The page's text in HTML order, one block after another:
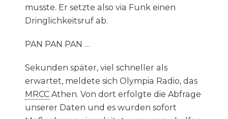
musste. Er setzte also via Funk einen
Dringlichkeitsruf ab.
PAN PAN PAN …
Sekunden später, viel schneller als
erwartet, meldete sich Olympia Radio, das
MRCC Athen. Von dort erfolgte die Abfrage
unserer Daten und es wurden sofort